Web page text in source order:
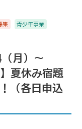
集 青少年事業
月）～
夏休み宿題
（各日申込